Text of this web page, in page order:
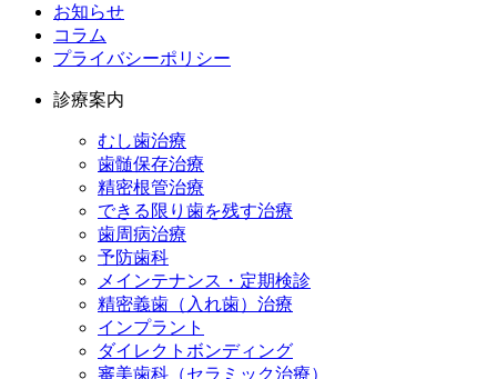
お知らせ
コラム
プライバシーポリシー
診療案内
むし歯治療
歯髄保存治療
精密根管治療
できる限り歯を残す治療
歯周病治療
予防歯科
メインテナンス・定期検診
精密義歯（入れ歯）治療
インプラント
ダイレクトボンディング
審美歯科（セラミック治療）